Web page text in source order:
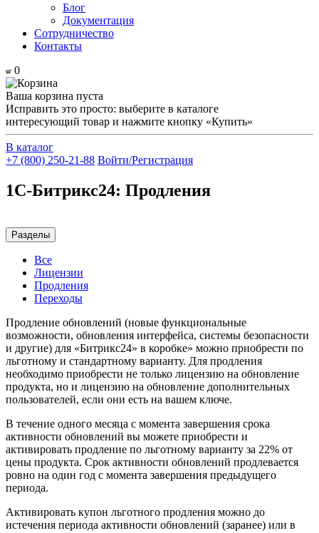
Блог
Документация
Сотрудничество
Контакты
0
Ваша корзина пуста
Исправить это просто: выберите в каталоге
интересующий товар и нажмите кнопку «Купить»
В каталог
+7 (800) 250-21-88 Войти/Регистрация
1С-Битрикс24: Продления
Разделы
Все
Лицензии
Продления
Переходы
Продление обновлений (новые функциональные
возможности, обновления интерфейса, системы безопасности
и другие) для «Битрикс24» в коробке» можно приобрести по
льготному и стандартному варианту. Для продления
необходимо приобрести не только лицензию на обновление
продукта, но и лицензию на обновление дополнительных
пользователей, если они есть на вашем ключе.
В течение одного месяца с момента завершения срока
активности обновлений вы можете приобрести и
активировать продление по льготному варианту за 22% от
цены продукта. Срок активности обновлений продлевается
ровно на один год с момента завершения предыдущего
периода.
Активировать купон льготного продления можно до
истечения периода активности обновлений (заранее) или в